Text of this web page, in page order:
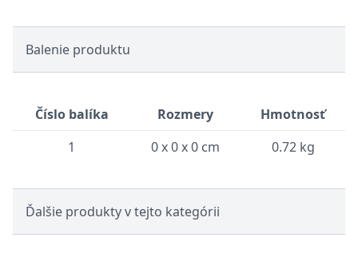
Balenie produktu
Číslo balíka Rozmery
Hmotnosť
1
0 x 0 x 0 cm 0.72 kg
Ďalšie produkty v tejto kategórii